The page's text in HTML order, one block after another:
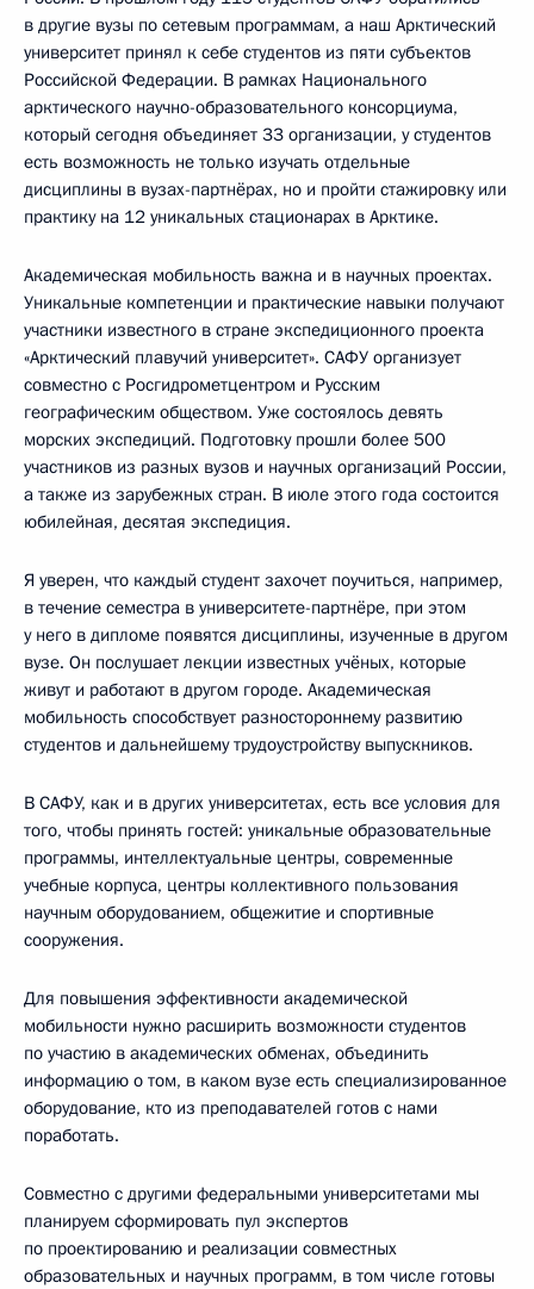
в другие вузы по сетевым программам, а наш Арктический
университет принял к себе студентов из пяти субъектов
Российской Федерации. В рамках Национального
арктического научно-образовательного консорциума,
который сегодня объединяет 33 организации, у студентов
есть возможность не только изучать отдельные
дисциплины в вузах-партнёрах, но и пройти стажировку или
практику на 12 уникальных стационарах в Арктике.
Академическая мобильность важна и в научных проектах.
Уникальные компетенции и практические навыки получают
участники известного в стране экспедиционного проекта
«Арктический плавучий университет». САФУ организует
совместно с Росгидрометцентром и Русским
географическим обществом. Уже состоялось девять
морских экспедиций. Подготовку прошли более 500
участников из разных вузов и научных организаций России,
а также из зарубежных стран. В июле этого года состоится
юбилейная, десятая экспедиция.
Я уверен, что каждый студент захочет поучиться, например,
в течение семестра в университете-партнёре, при этом
у него в дипломе появятся дисциплины, изученные в другом
вузе. Он послушает лекции известных учёных, которые
живут и работают в другом городе. Академическая
мобильность способствует разностороннему развитию
студентов и дальнейшему трудоустройству выпускников.
В САФУ, как и в других университетах, есть все условия для
того, чтобы принять гостей: уникальные образовательные
программы, интеллектуальные центры, современные
учебные корпуса, центры коллективного пользования
научным оборудованием, общежитие и спортивные
сооружения.
Для повышения эффективности академической
мобильности нужно расширить возможности студентов
по участию в академических обменах, объединить
информацию о том, в каком вузе есть специализированное
оборудование, кто из преподавателей готов с нами
поработать.
Совместно с другими федеральными университетами мы
планируем сформировать пул экспертов
по проектированию и реализации совместных
образовательных и научных программ, в том числе готовы